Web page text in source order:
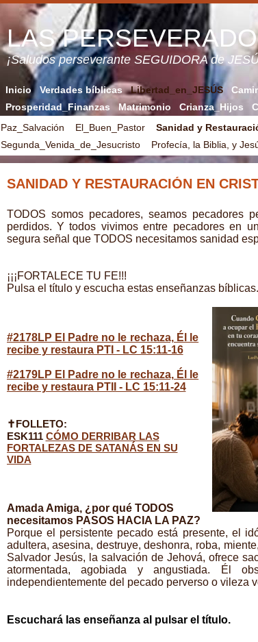
LAS
¡Saludos perseverante SEGUIDORA de
Inicio Verdades bíblicas Libertad_en_JESÚS
Prosperidad_Finanzas
Matrimonio Crianza_Hijos
Paz_Salvación
El_Buen_Pastor Sanidad y
Segunda_Venida_de_Jesucristo
Profecía, la Biblia, y
SANIDAD Y RESTAURACIÓN EN
TODOS somos pecadores, seamos pecadores
perdidos. Y todos vivimos entre pecadores en
segura señal que TODOS necesitamos sanidad
¡¡¡FORTALECE TU FE!!!
Pulsa el título y escucha estas enseñanzas bíblicas.
#2178LP El Padre no le rechaza, Él le
recibe y restaura PTI - LC 15:11-16
#2179LP El Padre no le rechaza, Él le
recibe y restaura PTII - LC 15:11-24
✝FOLLETO:
ESK111 CÓMO DERRIBAR LAS
FORTALEZAS DE SATANÁS EN SU
VIDA
Amada Amiga, ¿por qué TODOS
necesitamos PASOS HACIA LA PAZ?
Porque el persistente pecado está presente, el
adultera, asesina, destruye, deshonra, roba,
Salvador Jesús, la salvación de Jehová, ofrece
atormentada, agobiada y angustiada. Él
independientemente del pecado perverso o vileza
Escuchará las enseñanza al pulsar el título.